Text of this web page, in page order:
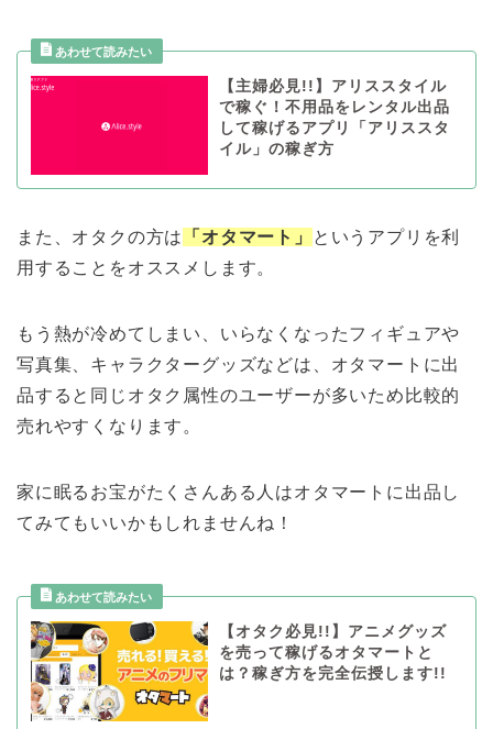
【主婦必見!!】アリススタイル
で稼ぐ！不用品をレンタル出品
して稼げるアプリ「アリススタ
イル」の稼ぎ方
また、オタクの方は 「オタマート」
というアプリを利
用することをオススメします。
もう熱が冷めてしまい、いらなくなったフィギュアや
写真集、キャラクターグッズなどは、オタマートに出
品すると同じオタク属性のユーザーが多いため比較的
売れやすくなります。
家に眠るお宝がたくさんある人はオタマートに出品し
てみてもいいかもしれませんね！
【オタク必見!!】アニメグッズ
を売って稼げるオタマートと
は？稼ぎ方を完全伝授します!!